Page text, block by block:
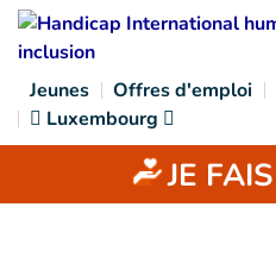
Goto main content
Jeunes Offres d'emploi
Luxembourg
JE FAIS